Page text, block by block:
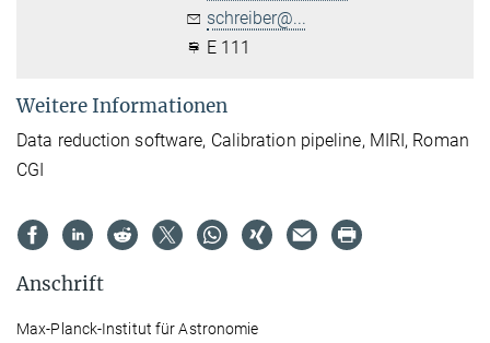
schreiber@...
E 111
Weitere Informationen
Data reduction software, Calibration pipeline, MIRI, Roman
CGI
Anschrift
Max-Planck-Institut für Astronomie